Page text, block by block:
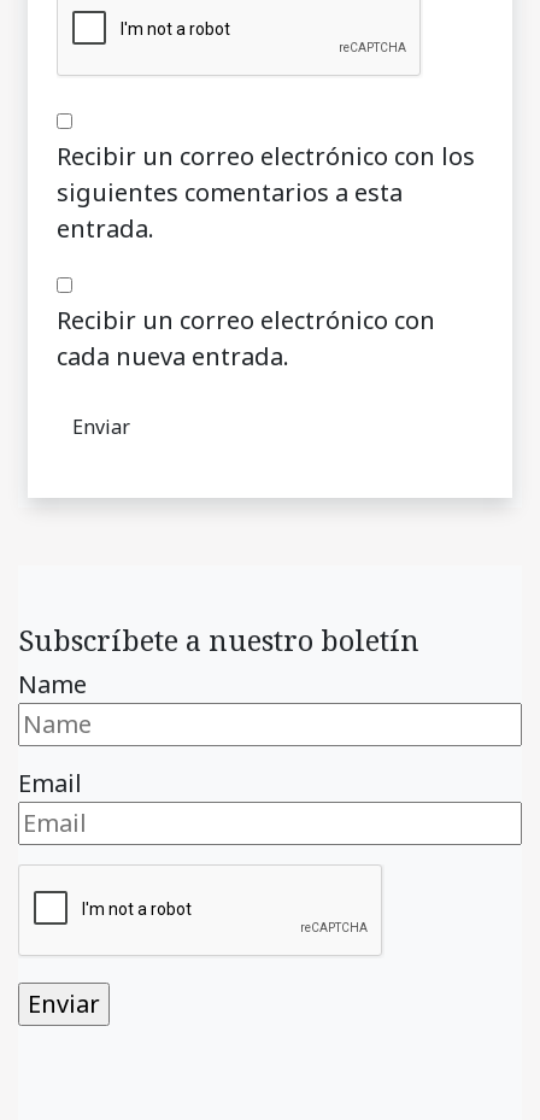
Recibir un correo electrónico con los
siguientes comentarios a esta
entrada.
Recibir un correo electrónico con
cada nueva entrada.
Subscríbete a nuestro boletín
Name
Email